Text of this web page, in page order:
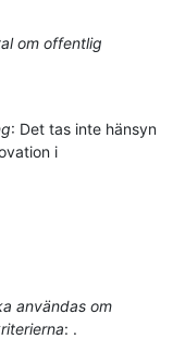
om offentlig
: Det tas inte hänsyn
i
användas om
: .